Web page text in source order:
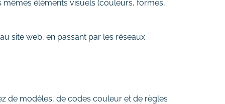
mêmes éléments visuels (couleurs, formes,
site web, en passant par les réseaux
de modèles, de codes couleur et de règles